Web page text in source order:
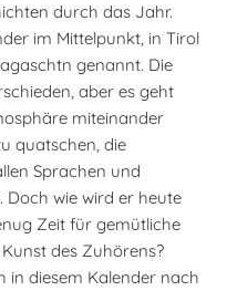
durch das Jahr.
im Mittelpunkt, in Tirol
genannt. Die
aber es geht
miteinander
quatschen, die
Sprachen und
wie wird er heute
Zeit für gemütliche
des Zuhörens?
in diesem Kalender nach